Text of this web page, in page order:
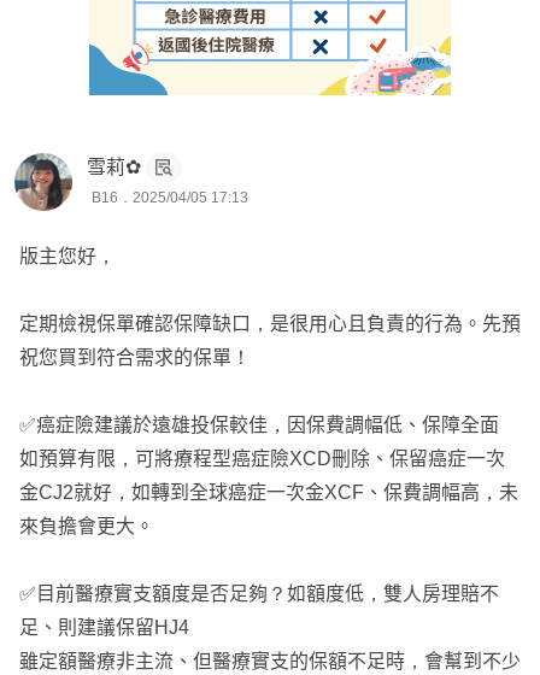
成為為意外重點。
此外可以規劃小孩弄壞別人物品，需要理賠的白目險。
健保放化療副作用非常高，有許多高額、自費的化療、放
療，能夠更精準的針對癌細胞，
光子治療:電腦刀、螺旋刀、諾力刀、銳速刀、弧形刀、亞
粒子治療:
質子治療、重粒子治療
硼中子捕獲治療、 肽受體-放射性核素治療 、攝護腺特異性
膜抗原
此外，還有標靶藥物、免疫療法....等等。
付型為輔助
🛎️重大傷病
雪莉✿
B16．2025/04/05 17:13
版主您好，
定期檢視保單確認保障缺口，是很用心且負責的行為。先預
祝您買到符合需求的保單！
✅癌症險建議於遠雄投保較佳，因保費調幅低、保障全面
如預算有限，可將療程型癌症險XCD刪除、保留癌症一次
金CJ2就好，如轉到全球癌症一次金XCF、保費調幅高，未
來負擔會更大。
✅目前醫療實支額度是否足夠？如額度低，雙人房理賠不
足、則建議保留HJ4
雖定額醫療非主流、但醫療實支的保額不足時，會幫到不少